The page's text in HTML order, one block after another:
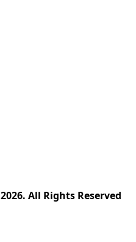
2026. All Rights Reserved